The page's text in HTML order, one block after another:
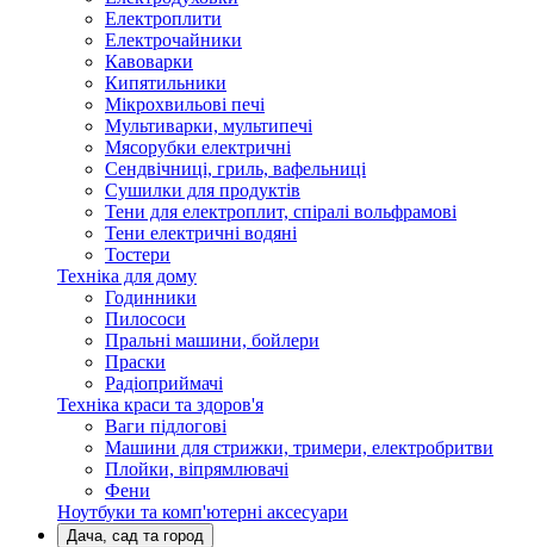
Електроплити
Електрочайники
Кавоварки
Кипятильники
Мікрохвильові печі
Мультиварки, мультипечі
Мясорубки електричні
Сендвічниці, гриль, вафельниці
Сушилки для продуктів
Тени для електроплит, спіралі вольфрамові
Тени електричні водяні
Тостери
Техніка для дому
Годинники
Пилососи
Пральні машини, бойлери
Праски
Радіоприймачі
Техніка краси та здоров'я
Ваги підлогові
Машини для стрижки, тримери, електробритви
Плойки, віпрямлювачі
Фени
Ноутбуки та комп'ютерні аксесуари
Дача, сад та город